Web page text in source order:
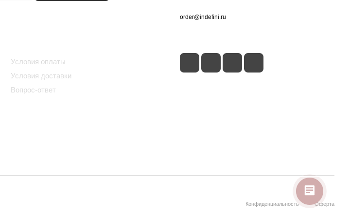
Условия оплаты
Условия доставки
Вопрос-ответ
order@indefini.ru
Конфиденциальность Оферта